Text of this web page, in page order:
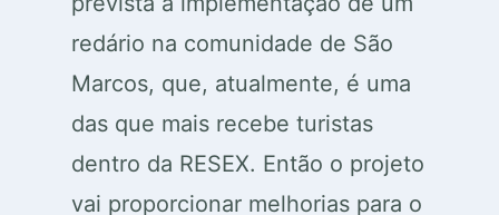
redário na comunidade de São
Marcos, que, atualmente, é uma
das que mais recebe turistas
dentro da RESEX. Então o projeto
vai proporcionar melhorias para o